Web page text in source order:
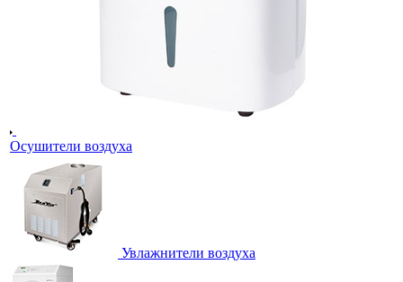
Осушители воздуха
Увлажнители воздуха